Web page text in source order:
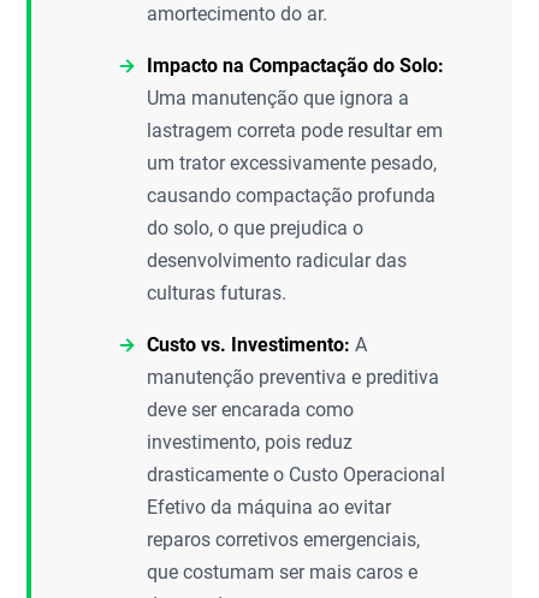
amortecimento do ar.
Impacto na Compactação do Solo:
Uma manutenção que ignora a
lastragem correta pode resultar em
um trator excessivamente pesado,
causando compactação profunda
do solo, o que prejudica o
desenvolvimento radicular das
culturas futuras.
Custo vs. Investimento: A
manutenção preventiva e preditiva
deve ser encarada como
investimento, pois reduz
drasticamente o Custo Operacional
Efetivo da máquina ao evitar
reparos corretivos emergenciais,
que costumam ser mais caros e